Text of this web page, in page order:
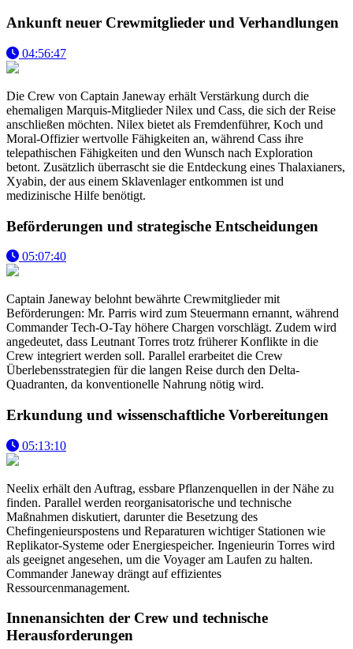
Ankunft neuer Crewmitglieder und Verhandlungen
04:56:47
Die Crew von Captain Janeway erhält Verstärkung durch die
ehemaligen Marquis-Mitglieder Nilex und Cass, die sich der Reise
anschließen möchten. Nilex bietet als Fremdenführer, Koch und
Moral-Offizier wertvolle Fähigkeiten an, während Cass ihre
telepathischen Fähigkeiten und den Wunsch nach Exploration
betont. Zusätzlich überrascht sie die Entdeckung eines Thalaxianers,
Xyabin, der aus einem Sklavenlager entkommen ist und
medizinische Hilfe benötigt.
Beförderungen und strategische Entscheidungen
05:07:40
Captain Janeway belohnt bewährte Crewmitglieder mit
Beförderungen: Mr. Parris wird zum Steuermann ernannt, während
Commander Tech-O-Tay höhere Chargen vorschlägt. Zudem wird
angedeutet, dass Leutnant Torres trotz früherer Konflikte in die
Crew integriert werden soll. Parallel erarbeitet die Crew
Überlebensstrategien für die langen Reise durch den Delta-
Quadranten, da konventionelle Nahrung nötig wird.
Erkundung und wissenschaftliche Vorbereitungen
05:13:10
Neelix erhält den Auftrag, essbare Pflanzenquellen in der Nähe zu
finden. Parallel werden reorganisatorische und technische
Maßnahmen diskutiert, darunter die Besetzung des
Chefingenieurspostens und Reparaturen wichtiger Stationen wie
Replikator-Systeme oder Energiespeicher. Ingenieurin Torres wird
als geeignet angesehen, um die Voyager am Laufen zu halten.
Commander Janeway drängt auf effizientes
Ressourcenmanagement.
Innenansichten der Crew und technische
Herausforderungen